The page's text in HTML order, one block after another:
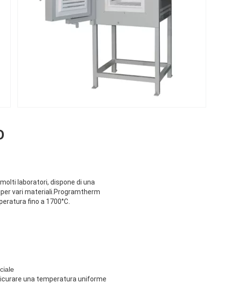
laboratori, dispone di una
vari materiali.Programtherm
fino a 1700°C
una temperatura uniforme